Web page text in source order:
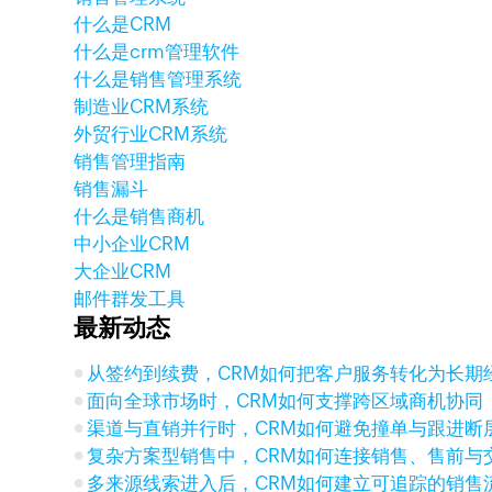
什么是CRM
什么是crm管理软件
什么是销售管理系统
制造业CRM系统
外贸行业CRM系统
销售管理指南
销售漏斗
什么是销售商机
中小企业CRM
大企业CRM
邮件群发工具
最新动态
从签约到续费，CRM如何把客户服务转化为长期
面向全球市场时，CRM如何支撑跨区域商机协同
渠道与直销并行时，CRM如何避免撞单与跟进断
复杂方案型销售中，CRM如何连接销售、售前与
多来源线索进入后，CRM如何建立可追踪的销售